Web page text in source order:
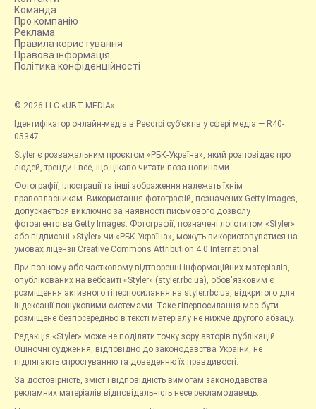
Команда
Про компанію
Реклама
Правила користування
Правова інформація
Політика конфіденційності
© 2026 LLC «UBT MEDIA»
Ідентифікатор онлайн-медіа в Реєстрі суб’єктів у сфері медіа — R40-
05347
Styler є розважальним проєктом «РБК-Україна», який розповідає про
людей, тренди і все, що цікаво читати поза новинами.
Фотографії, ілюстрації та інші зображення належать їхнім
правовласникам. Використання фотографій, позначених Getty Images,
допускається виключно за наявності письмового дозволу
фотоагентства Getty Images. Фотографії, позначені логотипом «Styler»
або підписані «Styler» чи «РБК-Україна», можуть використовуватися на
умовах ліцензії Creative Commons Attribution 4.0 International.
При повному або частковому відтворенні інформаційних матеріалів,
опублікованих на вебсайті «Styler» (styler.rbc.ua), обов'язковим є
розміщення активного гіперпосилання на styler.rbc.ua, відкритого для
індексації пошуковими системами. Таке гіперпосилання має бути
розміщене безпосередньо в тексті матеріалу не нижче другого абзацу.
Редакція «Styler» може не поділяти точку зору авторів публікацій.
Оціночні судження, відповідно до законодавства України, не
підлягають спростуванню та доведенню їх правдивості.
За достовірність, зміст і відповідність вимогам законодавства
рекламних матеріалів відповідальність несе рекламодавець.